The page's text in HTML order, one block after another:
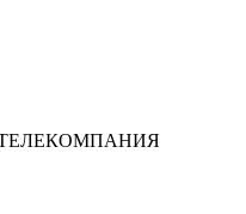
ТЕЛЕКОМПАНИЯ